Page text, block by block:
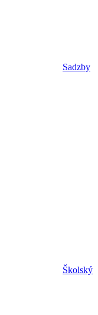
Sadzby
Školský